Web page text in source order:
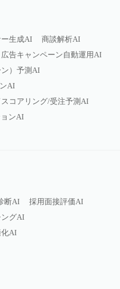
生成AI
商談解析AI
広告キャンペーン自動運用AI
）予測AI
AI
スコアリング/受注予測AI
ンAI
断AI
採用面接評価AI
グAI
AI